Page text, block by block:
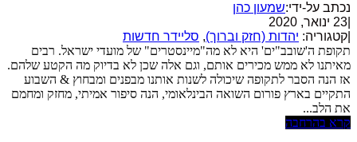
נכתב על-ידי:שמעון כהן
23 ינואר, 2020
קטגוריה: יהדות (חזק וברוך), סליידר חדשות
תקופת ה'שובב"ים' היא לא מה"מיינסטרים" של מועדי ישראל. רבים
מאיתנו לא ממש מכירים אותם, וגם אלה שכן לא בדיוק מה הקטע שלהם.
אז הנה הסבר לתקופה שיכולה לשנות אותנו מבפנים ומבחוץ & השבוע
התקיים בארץ פורום השואה הבינלאומי, הנה סיפור אמיתי, מחזק ומחמם
את הלב...
קרא בהרחבה